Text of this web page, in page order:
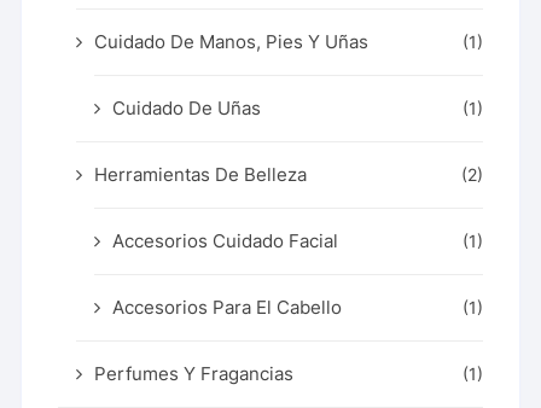
Cuidado De Manos, Pies Y Uñas (1)
Cuidado De Uñas (1)
Herramientas De Belleza (2)
Accesorios Cuidado Facial (1)
Accesorios Para El Cabello (1)
Perfumes Y Fragancias (1)